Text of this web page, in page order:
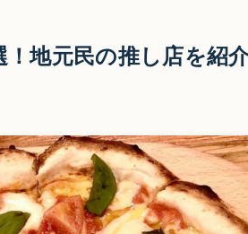
地元民の推し店を紹